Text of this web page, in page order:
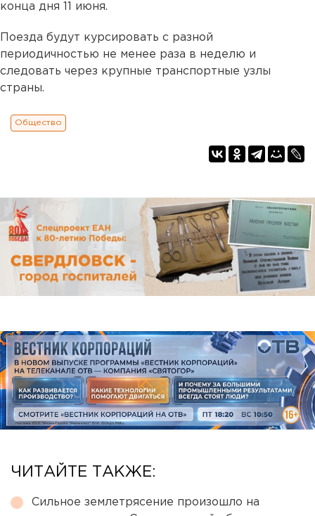
конца дня 11 июня.
Поезда будут курсировать с разной
периодичностью не менее раза в неделю и
следовать через крупные транспортные узлы
страны.
Общество
ЧИТАЙТЕ ТАКЖЕ:
Сильное землетрясение произошло на